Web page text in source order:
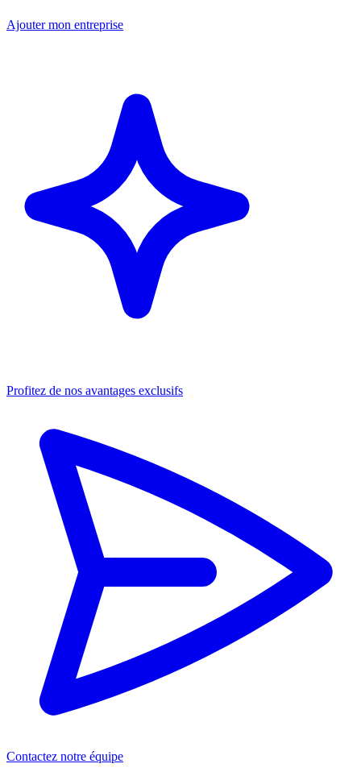
Ajouter mon entreprise
Profitez de nos avantages exclusifs
Contactez notre équipe